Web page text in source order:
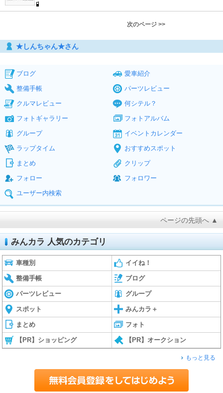
次のページ >>
★しんちゃん★さん
ブログ
愛車紹介
整備手帳
パーツレビュー
クルマレビュー
何シテル？
フォトギャラリー
フォトアルバム
グループ
イベントカレンダー
ラップタイム
おすすめスポット
まとめ
クリップ
フォロー
フォロワー
ユーザー内検索
ページの先頭へ ▲
みんカラ 人気のカテゴリ
車種別 イイね！
整備手帳 ブログ
パーツレビュー グループ
スポット みんカラ＋
まとめ フォト
【PR】ショッピング 【PR】オークション
もっと見る